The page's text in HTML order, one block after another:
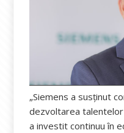
„Siemens a susținut
dezvoltarea talentelor
a investit continuu în